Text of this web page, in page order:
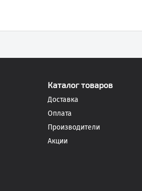
Каталог товаров
Доставка
Оплата
Производители
Акции